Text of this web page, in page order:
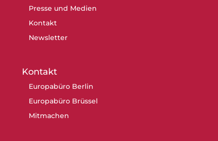
Presse und Medien
Kontakt
Newsletter
Kontakt
Europabüro Berlin
Europabüro Brüssel
Mitmachen